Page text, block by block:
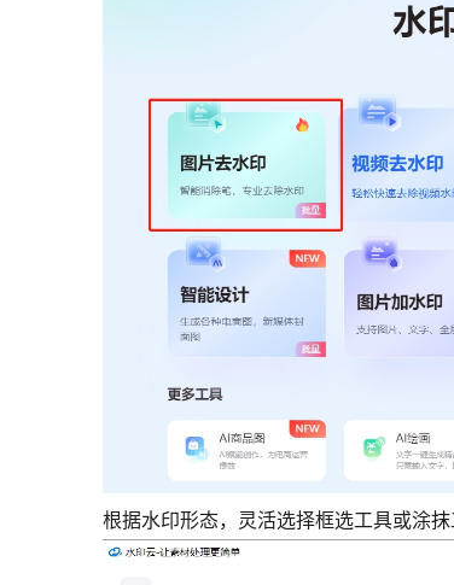
根据水印形态，灵活选择框选工具或涂